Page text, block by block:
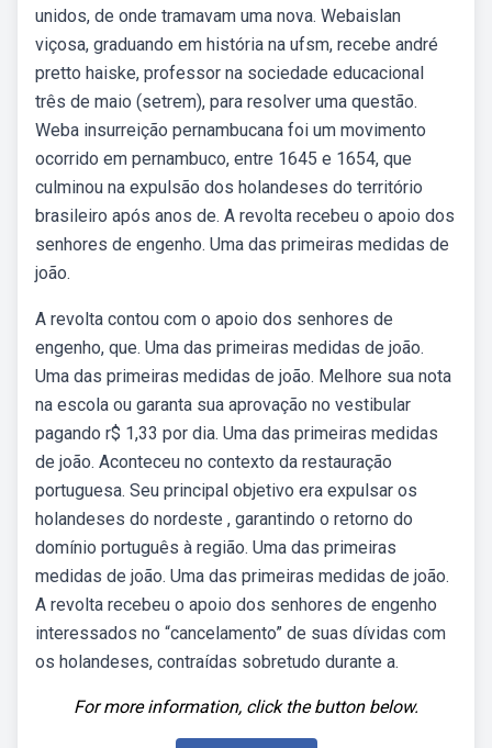
unidos, de onde tramavam uma nova. Webaislan
viçosa, graduando em história na ufsm, recebe andré
pretto haiske, professor na sociedade educacional
três de maio (setrem), para resolver uma questão.
Weba insurreição pernambucana foi um movimento
ocorrido em pernambuco, entre 1645 e 1654, que
culminou na expulsão dos holandeses do território
brasileiro após anos de. A revolta recebeu o apoio dos
senhores de engenho. Uma das primeiras medidas de
joão.
A revolta contou com o apoio dos senhores de
engenho, que. Uma das primeiras medidas de joão.
Uma das primeiras medidas de joão. Melhore sua nota
na escola ou garanta sua aprovação no vestibular
pagando r$ 1,33 por dia. Uma das primeiras medidas
de joão. Aconteceu no contexto da restauração
portuguesa. Seu principal objetivo era expulsar os
holandeses do nordeste , garantindo o retorno do
domínio português à região. Uma das primeiras
medidas de joão. Uma das primeiras medidas de joão.
A revolta recebeu o apoio dos senhores de engenho
interessados no “cancelamento” de suas dívidas com
os holandeses, contraídas sobretudo durante a.
For more information, click the button below.